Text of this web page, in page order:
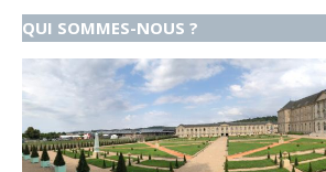
QUI SOMMES-NOUS ?